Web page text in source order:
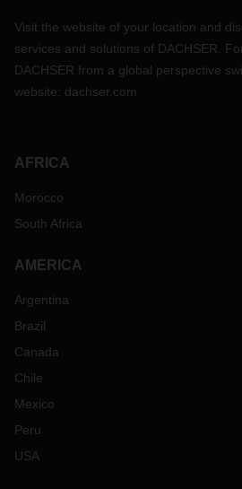
Visit the website of your location and
services and solutions of DACHSER.
DACHSER from a global perspective
website: dachser.com
AFRICA
Morocco
South Africa
AMERICA
Argentina
Brazil
Canada
Chile
Mexico
Peru
USA